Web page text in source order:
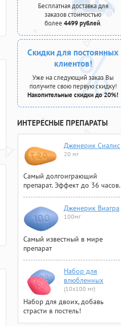
Бесплатная доставка для
заказов стоимостью
более 4499 рублей.
Скидки для постоянных
клиентов!
Уже на следующий заказ Вы
получите свою первую скидку!
Накопительные скидки до 20%!
ИНТЕРЕСНЫЕ ПРЕПАРАТЫ
Дженерик Сиалис
20 мг
Самый долгоиграющий
препарат. Эффект до 36 часов.
Дженерик Виагра
100мг
Самый известный в мире
препарат
Набор для
влюбленных
(10х100 мг)
Набор для двоих, добавь
страсти в постель!